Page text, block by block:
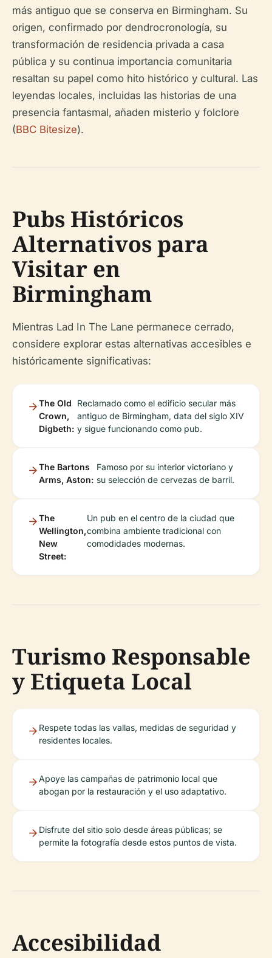
más antiguo que se conserva en Birmingham. Su
origen, confirmado por dendrocronología, su
transformación de residencia privada a casa
pública y su continua importancia comunitaria
resaltan su papel como hito histórico y cultural. Las
leyendas locales, incluidas las historias de una
presencia fantasmal, añaden misterio y folclore
(BBC Bitesize).
Pubs Históricos
Alternativos para
Visitar en
Birmingham
Mientras Lad In The Lane permanece cerrado,
considere explorar estas alternativas accesibles e
históricamente significativas:
The Old
Crown,
Digbeth:
Reclamado como el edificio secular más
antiguo de Birmingham, data del siglo XIV
y sigue funcionando como pub.
The Bartons
Arms, Aston:
Famoso por su interior victoriano y
su selección de cervezas de barril.
The
Wellington,
New
Street:
Un pub en el centro de la ciudad que
combina ambiente tradicional con
comodidades modernas.
Turismo Responsable
y Etiqueta Local
Respete todas las vallas, medidas de seguridad y
residentes locales.
Apoye las campañas de patrimonio local que
abogan por la restauración y el uso adaptativo.
Disfrute del sitio solo desde áreas públicas; se
permite la fotografía desde estos puntos de vista.
Accesibilidad